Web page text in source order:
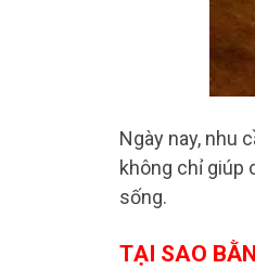
Ngày nay, nhu
không chỉ giúp
sống.
TẠI SAO